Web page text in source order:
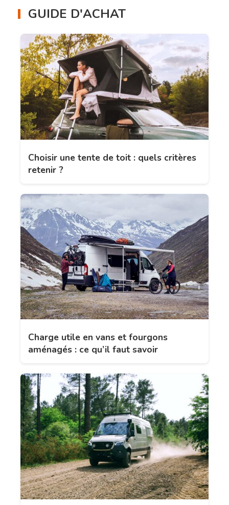
GUIDE D'ACHAT
Choisir une tente de toit : quels critères
retenir ?
Charge utile en vans et fourgons
aménagés : ce qu’il faut savoir